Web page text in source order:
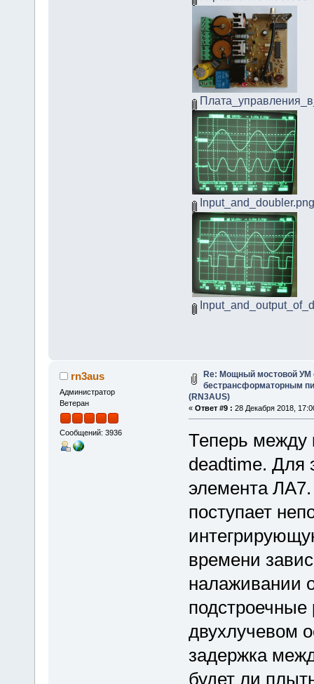
Input_and_doubler.png
rn3aus
Администратор
Ветеран
Сообщений: 3936
Re: Мощный мостовой УМ
бестрансформаторным
(RN3AUS)
« Ответ #9 : 28 Декабря 2018,
Теперь между
deadtime. Для
элемента
поступает
времени
налаживании
подстроечные
двухлучевом
задержка
будет ли